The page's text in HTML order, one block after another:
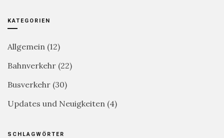
KATEGORIEN
Allgemein (12)
Bahnverkehr (22)
Busverkehr (30)
Updates und Neuigkeiten (4)
SCHLAGWÖRTER